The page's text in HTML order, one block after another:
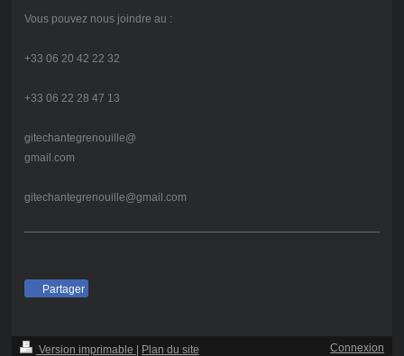
Vous pouvez nous joindre au :
+33 06 20 42 22 32
+33 06 22 28 47 13
gitechantegrenouille@
gmail.com
gitechantegrenouille@gmail.com
Partager
Version imprimable | Plan du site
Connexion